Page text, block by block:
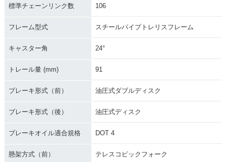
標準チェーンリンク数 106
フレーム型式 スチールパイプトレリスフレーム
キャスター角 24°
トレール量 (mm) 91
ブレーキ形式（前） 油圧式ダブルディスク
ブレーキ形式（後） 油圧式ディスク
ブレーキオイル適合規格 DOT 4
懸架方式（前） テレスコピックフォーク